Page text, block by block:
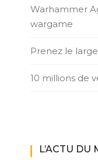
Warhammer
wargame
Prenez le
10 millions de
L’ACTU DU